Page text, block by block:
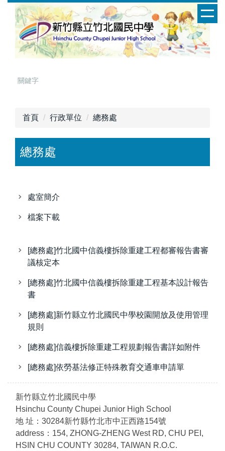
首頁 行政單位 總務處
總務處
處室簡介
檔案下載
[總務處]竹北國中信義樓拆除重建工程都審報告書審
議核定本
[總務處]竹北國中信義樓拆除重建工程基本設計報告
書
[總務處]新竹縣立竹北國民中學校園開放及使用管理
規則
[總務處]信義樓拆除重建工程規劃報告書詳如附件
[總務處]依勞基法修正特殊教育交通車申請單
新竹縣立竹北國民中學
Hsinchu County Chupei Junior High School
地 址：30284新竹縣竹北市中正西路154號
address：154, ZHONG-ZHENG West RD, CHU PEI,
HSIN CHU COUNTY 30284, TAIWAN R.O.C.